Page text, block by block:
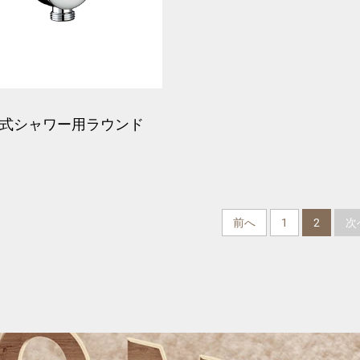
シャワー用ラウンド
前へ 1 2 次